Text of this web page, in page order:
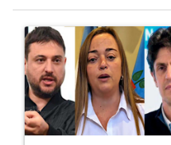
Un artículo de tendencia con